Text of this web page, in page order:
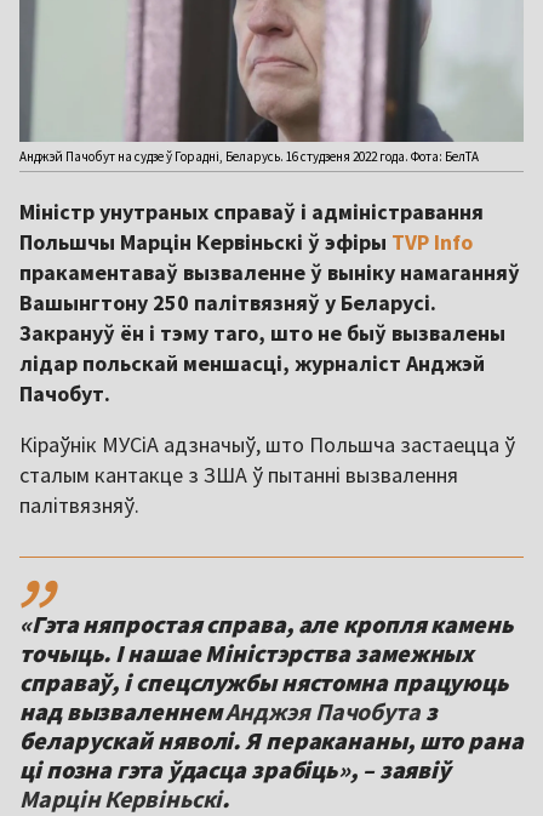
Анджэй Пачобут на судзе ў Горадні, Беларусь. 16 студзеня 2022 года. Фота: БелТА
Міністр унутраных справаў і адміністравання
Польшчы Марцін Кервіньскі ў эфіры TVP Info
пракаментаваў вызваленне ў выніку намаганняў
Вашынгтону 250 палітвязняў у Беларусі.
Закрануў ён і тэму таго, што не быў вызвалены
лідар польскай меншасці, журналіст Анджэй
Пачобут.
Кіраўнік МУСіА адзначыў, што Польшча застаецца ў
сталым кантакце з ЗША ў пытанні вызвалення
,,
«Гэта няпростая справа, але кропля камень
точыць. І нашае Міністэрства замежных
справаў, і спецслужбы нястомна працуюць
над вызваленнемАнджэя Пачобутаз
беларускай няволі. Я перакананы, што рана
ці позна гэта ўдасца зрабіць», – заявіў
Марцін Кервіньскі.